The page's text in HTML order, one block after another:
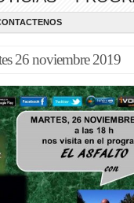
26 noviembre 2019